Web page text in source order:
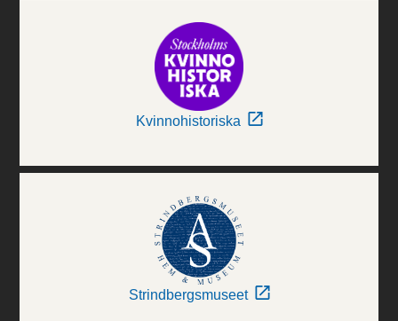
Kvinnohistoriska
Strindbergsmuseet